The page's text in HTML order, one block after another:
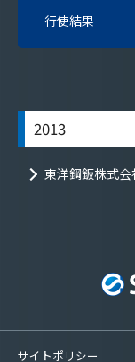
行使結果
2013
東洋鋼鈑株式
サイトポリシー